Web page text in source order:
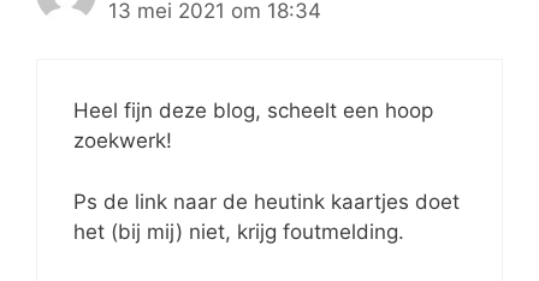
13 mei 2021 om 18:34
Heel fijn deze blog, scheelt een hoop
zoekwerk!
Ps de link naar de heutink kaartjes doet
het (bij mij) niet, krijg foutmelding.